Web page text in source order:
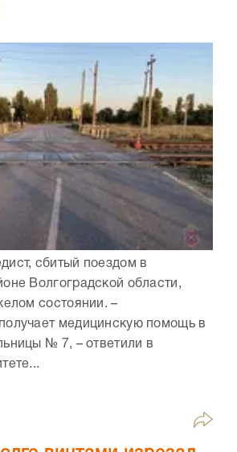
сбитый поездом в
Волгоградской области,
состоянии. –
медицинскую помощь в
№ 7, – ответили в